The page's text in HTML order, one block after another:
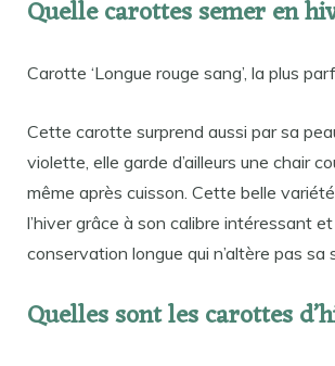
Quelle carottes semer en
Carotte ‘Longue rouge sang’, la plus
Cette carotte surprend aussi par sa
violette, elle garde d’ailleurs une chair
même après cuisson. Cette belle
l’hiver grâce à son calibre intéressant
conservation longue qui n’altère pas sa
Quelles sont les carottes